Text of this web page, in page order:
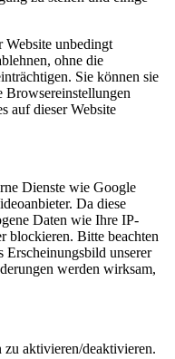
Website unbedingt
ohne die
Sie können sie
Browsereinstellungen
auf dieser Website
Dienste wie Google
Da diese
Daten wie Ihre IP-
blockieren. Bitte beachten
Erscheinungsbild unserer
werden wirksam,
aktivieren/deaktivieren.